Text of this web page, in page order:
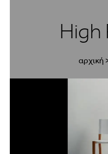
αρχική